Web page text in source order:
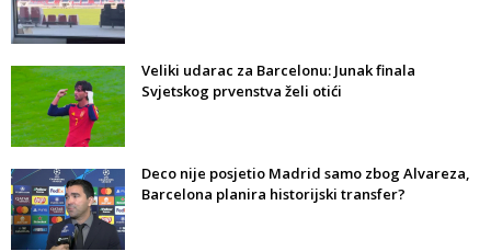
Veliki udarac za Barcelonu: Junak finala
Svjetskog prvenstva želi otići
Deco nije posjetio Madrid samo zbog Alvareza,
Barcelona planira historijski transfer?